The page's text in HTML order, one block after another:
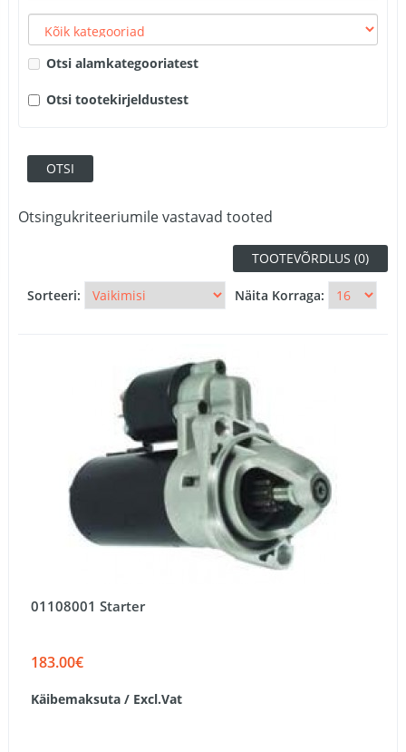
Otsi alamkategooriatest
Otsi tootekirjeldustest
Otsingukriteeriumile vastavad tooted
TOOTEVÕRDLUS (0)
Sorteeri: Näita Korraga:
01108001 Starter
183.00€
Käibemaksuta / Excl.Vat